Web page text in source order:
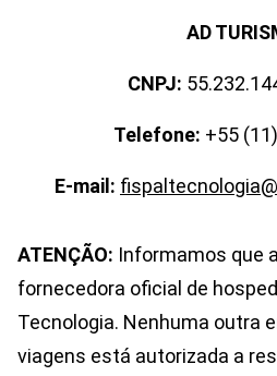
AD
CNPJ:
Telefone: +55
E-mail:
ATENÇÃO: Informamos que a
fornecedora oficial de
Tecnologia. Nenhuma outra
viagens está autorizada a